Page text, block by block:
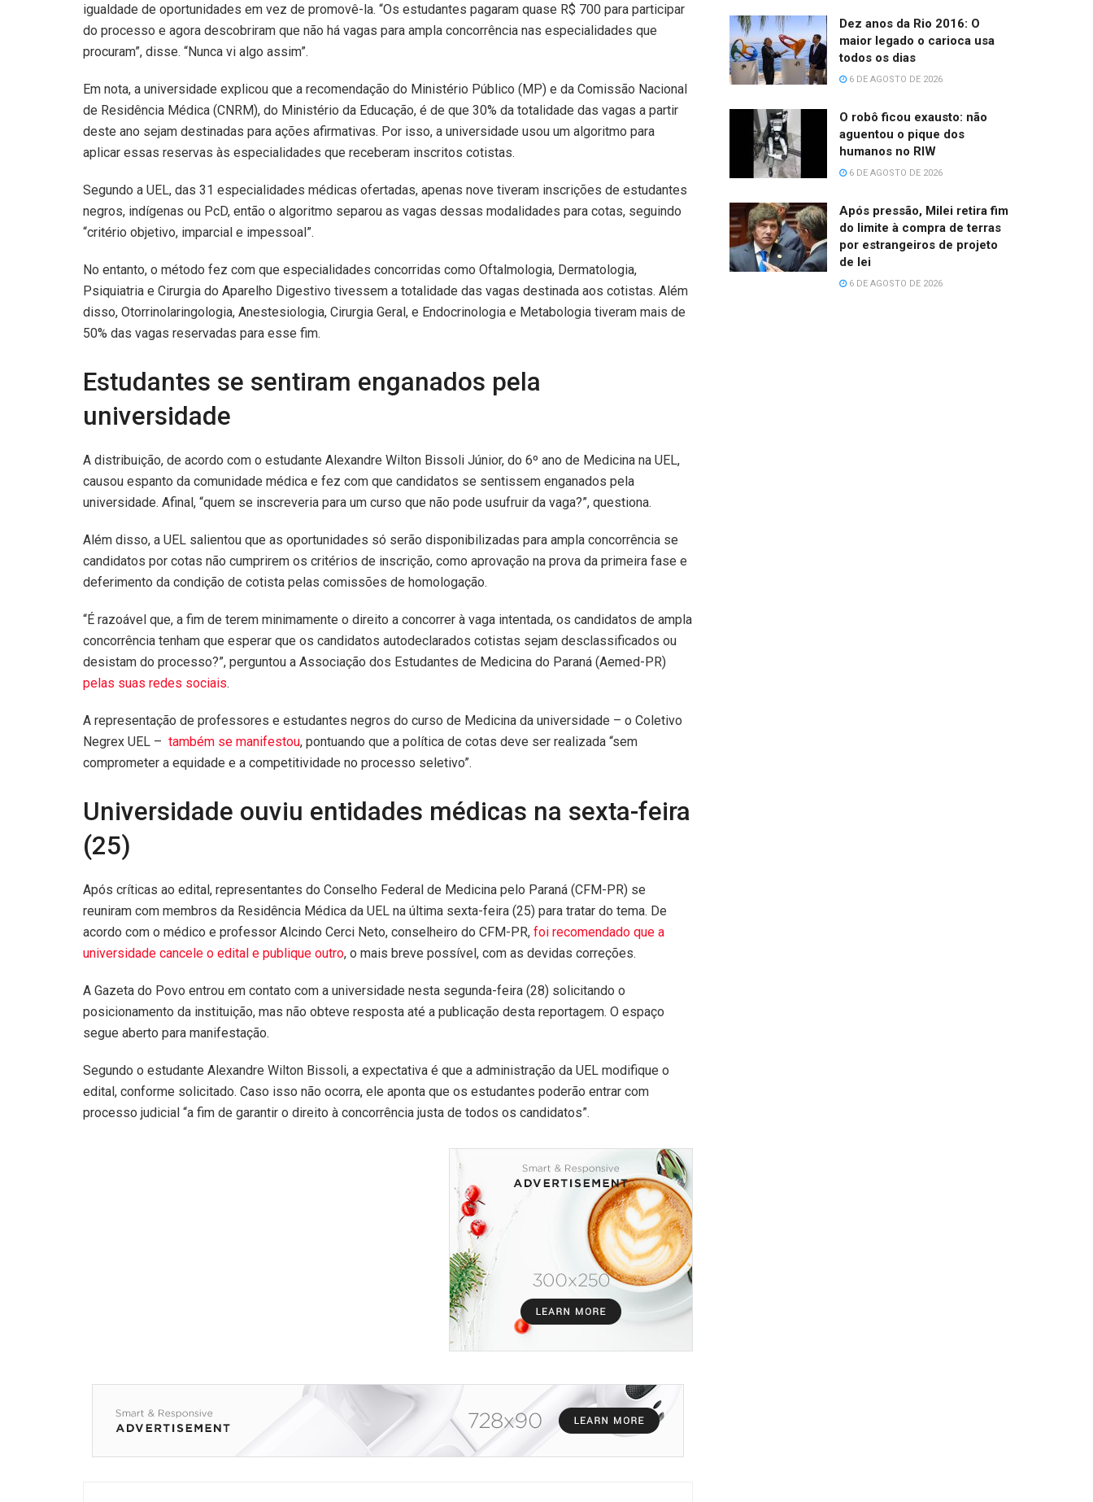
igualdade de oportunidades em vez de promovê-la. “Os estudantes pagaram quase R$ 700 para participar
do processo e agora descobriram que não há vagas para ampla concorrência nas especialidades que
procuram”, disse. “Nunca vi algo assim”.
Em nota, a universidade explicou que a recomendação do Ministério Público (MP) e da Comissão Nacional
de Residência Médica (CNRM), do Ministério da Educação, é de que 30% da totalidade das vagas a partir
deste ano sejam destinadas para ações afirmativas. Por isso, a universidade usou um algoritmo para
aplicar essas reservas às especialidades que receberam inscritos cotistas.
Segundo a UEL, das 31 especialidades médicas ofertadas, apenas nove tiveram inscrições de estudantes
negros, indígenas ou PcD, então o algoritmo separou as vagas dessas modalidades para cotas, seguindo
“critério objetivo, imparcial e impessoal”.
No entanto, o método fez com que especialidades concorridas como Oftalmologia, Dermatologia,
Psiquiatria e Cirurgia do Aparelho Digestivo tivessem a totalidade das vagas destinada aos cotistas. Além
disso, Otorrinolaringologia, Anestesiologia, Cirurgia Geral, e Endocrinologia e Metabologia tiveram mais de
50% das vagas reservadas para esse fim.
Estudantes se sentiram enganados pela
universidade
A distribuição, de acordo com o estudante Alexandre Wilton Bissoli Júnior, do 6º ano de Medicina na UEL,
causou espanto da comunidade médica e fez com que candidatos se sentissem enganados pela
universidade. Afinal, “quem se inscreveria para um curso que não pode usufruir da vaga?”, questiona.
Além disso, a UEL salientou que as oportunidades só serão disponibilizadas para ampla concorrência se
candidatos por cotas não cumprirem os critérios de inscrição, como aprovação na prova da primeira fase e
deferimento da condição de cotista pelas comissões de homologação.
“É razoável que, a fim de terem minimamente o direito a concorrer à vaga intentada, os candidatos de ampla
concorrência tenham que esperar que os candidatos autodeclarados cotistas sejam desclassificados ou
desistam do processo?”, perguntou a Associação dos Estudantes de Medicina do Paraná (Aemed-PR)
pelas suas redes sociais.
A representação de professores e estudantes negros do curso de Medicina da universidade – o Coletivo
Negrex UEL – também se manifestou, pontuando que a política de cotas deve ser realizada “sem
comprometer a equidade e a competitividade no processo seletivo”.
Universidade ouviu entidades médicas na sexta-feira
(25)
Após críticas ao edital, representantes do Conselho Federal de Medicina pelo Paraná (CFM-PR) se
reuniram com membros da Residência Médica da UEL na última sexta-feira (25) para tratar do tema. De
acordo com o médico e professor Alcindo Cerci Neto, conselheiro do CFM-PR, foi recomendado que a
universidade cancele o edital e publique outro, o mais breve possível, com as devidas correções.
A Gazeta do Povo entrou em contato com a universidade nesta segunda-feira (28) solicitando o
posicionamento da instituição, mas não obteve resposta até a publicação desta reportagem. O espaço
segue aberto para manifestação.
Segundo o estudante Alexandre Wilton Bissoli, a expectativa é que a administração da UEL modifique o
edital, conforme solicitado. Caso isso não ocorra, ele aponta que os estudantes poderão entrar com
processo judicial “a fim de garantir o direito à concorrência justa de todos os candidatos”.
Dez anos da Rio 2016: O
maior legado o carioca usa
todos os dias
6 DE AGOSTO DE 2026
O robô ficou exausto: não
aguentou o pique dos
humanos no RIW
6 DE AGOSTO DE 2026
Após pressão, Milei retira fim
do limite à compra de terras
por estrangeiros de projeto
de lei
6 DE AGOSTO DE 2026